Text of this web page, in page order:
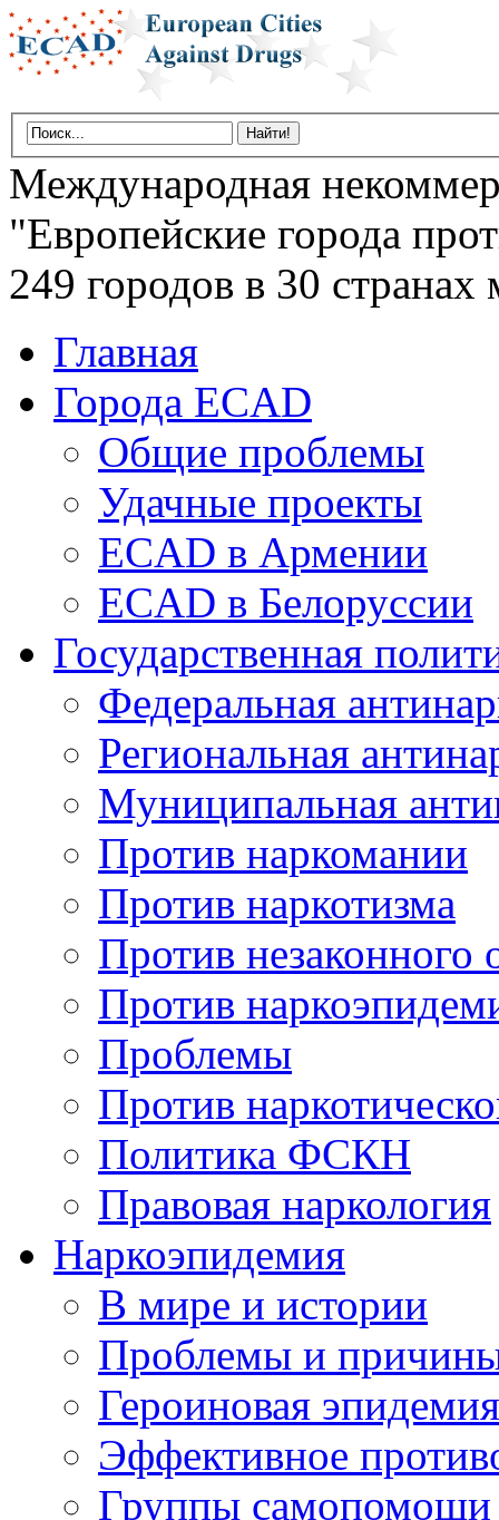
Международная
"Европейские города
249 городов в 30
Главная
Города ECAD
Общие проблемы
Удачные проекты
ECAD в Армении
ECAD в Белоруссии
Государственная
Федеральная
Региональная
Муниципальная
Против наркомании
Против наркотизма
Против незаконного
Против
Проблемы
Против
Политика ФСКН
Правовая наркология
Наркоэпидемия
В мире и истории
Проблемы и
Героиновая эпидемия
Эффективное
Группы самопомощи